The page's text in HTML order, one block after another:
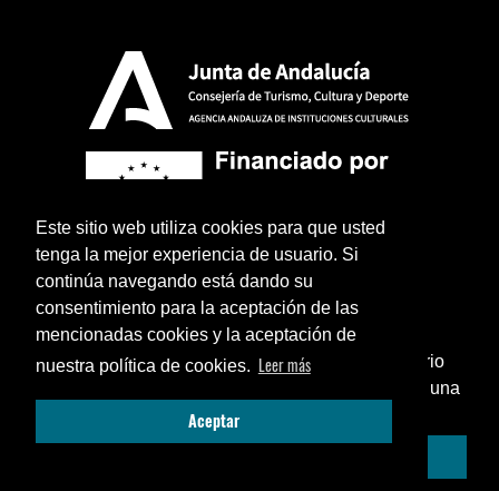
Este sitio web utiliza cookies para que usted
tenga la mejor experiencia de usuario. Si
continúa navegando está dando su
consentimiento para la aceptación de las
mencionadas cookies y la aceptación de
nuestra política de cookies. Leer más
Aceptar
¿Sabías que puedes añadir un icono en el escritorio
de tu teléfono para utilizar esta web como si fuese una
aplicación instalada?Cerrar
Aviso legal Política de privacidad Términos y condiciones legales
© 2026 La Cochera Entradas - Diseño:Azulae